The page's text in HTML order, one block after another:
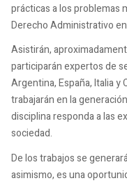
prácticas a los problemas
Derecho Administrativo
Asistirán,
participarán expertos de
Argentina, España, Italia y
trabajarán en la
disciplina responda a las
sociedad.
De los trabajos se
asimismo, es una